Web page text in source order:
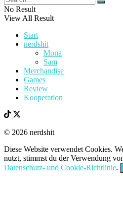
No Result
View All Result
Start
nerdshit
Mona
Sam
Merchandise
Games
Review
Kooperation
© 2026 nerdshit
Diese Website verwendet Cookies.
nutzt, stimmst du der Verwendung
Datenschutz- und Cookie-Richtlinie.